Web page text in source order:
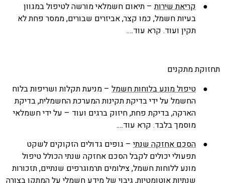
קריאת שירות– תיאום חשמלאי מורשה לטיפול במגוון
בעיות חשמל, כמו קצר, אביזרים שבורים, ממסר פחת לא
תקין ועוד. קרא עוד….
מתקנים
טיפול מונע בלוחות חשמל– מניעת תקלות ושריפות בלוח
החשמל על ידי בדיקת תקינות המערכת החשמלית, בדיקת
הארקה, בדיקת פחת, חיזוק ברגים ועוד – על ידי חשמלאי
מוסמך בלבד. קרא עוד….
הסכם אחזקה שנתי– גופים גדולים הזקוקים לשקט
תפעולי יכולים לקבל הסכם אחזקה שנתי הכולל טיפול
מונע ללוחות חשמל, צילומים תרמוגרפים שנתיים, תזכורות
שנתיות אוטומטיות, גיבוי של מידע חשמלי על המתקן בצורה